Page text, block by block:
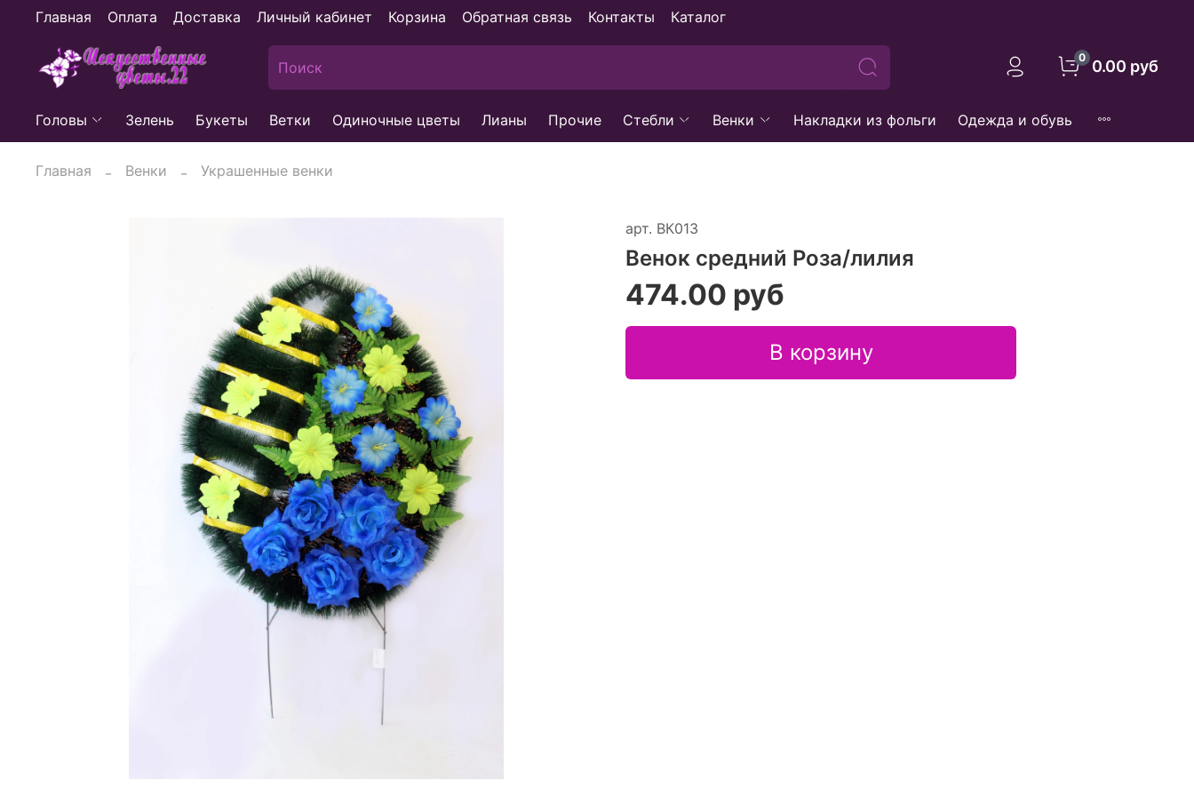
Главная Оплата Доставка Личный кабинет Корзина Обратная связь Контакты Каталог
0 0.00 руб
Головы Зелень Букеты Ветки Одиночные цветы Лианы Прочие Стебли Венки Накладки из фольги Одежда и обувь
Главная Венки Украшенные венки
арт. ВК013
Венок средний Роза/лилия
474.00 руб
В корзину